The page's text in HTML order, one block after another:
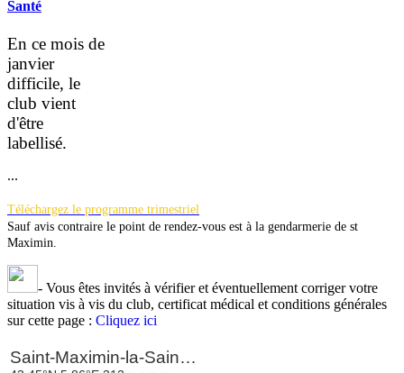
Santé
En ce mois de
janvier
difficile, le
club vient
d'être
labellisé.
...
Téléchargez le programme trimestriel
Sauf avis contraire le point de rendez-vous est à la gendarmerie de st
Maximin.
- Vous êtes invités à vérifier et éventuellement corriger votre
situation vis à vis du club, certificat médical et conditions générales
sur cette page : Cliquez ici